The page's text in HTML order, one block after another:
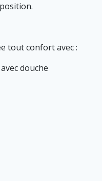
tout confort avec :
douche